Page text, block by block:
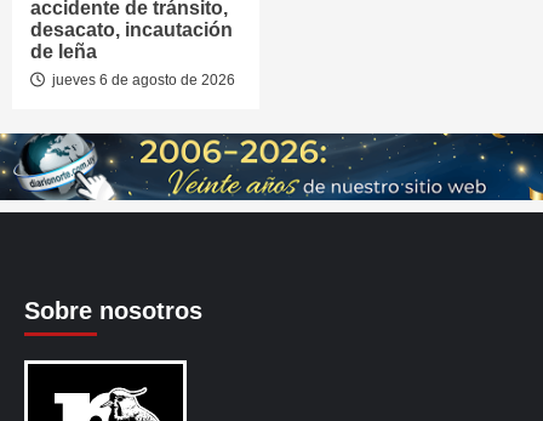
accidente de tránsito,
desacato, incautación
de leña
jueves 6 de agosto de 2026
Sobre nosotros